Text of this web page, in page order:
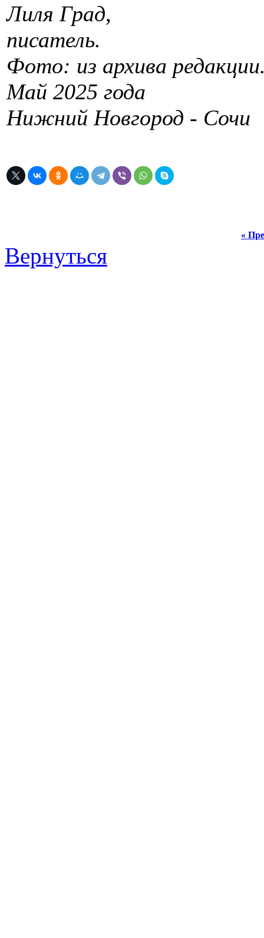
Лиля Град,
писатель.
Фото: из архива
Май 2025 года
Нижний Новгород - Сочи
«
Вернуться